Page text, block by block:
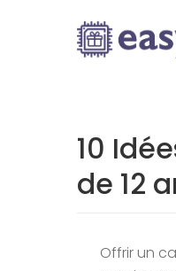
10
de 12
Offrir un